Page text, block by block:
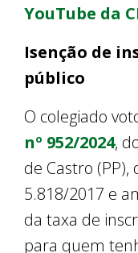
YouTube da
Isenção de
público
O colegiado
nº 952/2024,
de Castro (PP),
5.818/2017 e
da taxa de
para quem